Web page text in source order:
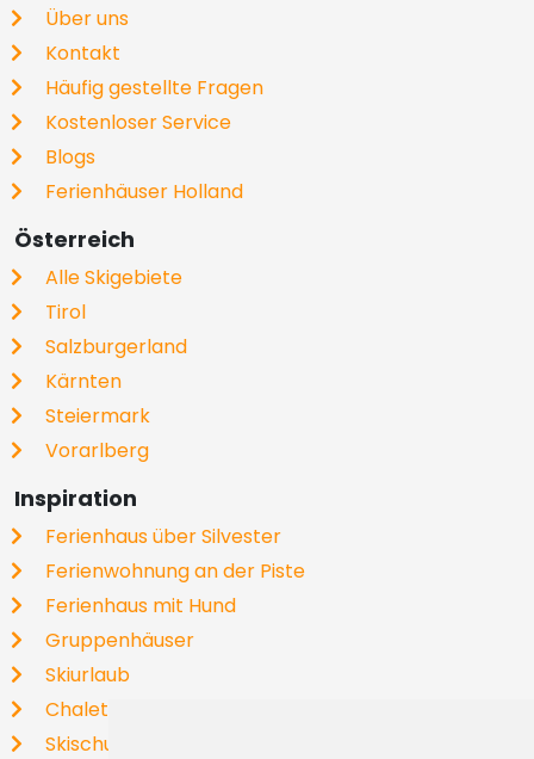
Über uns
Kontakt
Häufig gestellte Fragen
Kostenloser Service
Blogs
Ferienhäuser Holland
Österreich
Alle Skigebiete
Tirol
Salzburgerland
Kärnten
Steiermark
Vorarlberg
Inspiration
Ferienhaus über Silvester
Ferienwohnung an der Piste
Ferienhaus mit Hund
Gruppenhäuser
Skiurlaub
Chalets
Skischulen